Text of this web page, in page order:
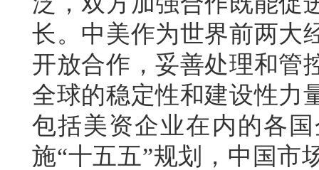
长。中美作为世界前两大
开放合作，妥善处理和管
全球的稳定性和建设性力
包括美资企业在内的各
施“十五五”规划，中国市